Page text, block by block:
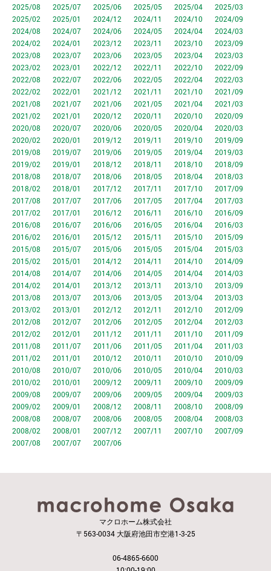
2025/08
2025/07 2025/06 2025/05 2025/04
2025/03
2025/02
2025/01 2024/12 2024/11 2024/10
2024/09
2024/08
2024/07 2024/06 2024/05 2024/04
2024/03
2024/02
2024/01 2023/12 2023/11 2023/10
2023/09
2023/08
2023/07 2023/06 2023/05 2023/04
2023/03
2023/02
2023/01 2022/12 2022/11 2022/10
2022/09
2022/08
2022/07 2022/06 2022/05 2022/04
2022/03
2022/02
2022/01 2021/12 2021/11 2021/10
2021/09
2021/08
2021/07 2021/06 2021/05 2021/04
2021/03
2021/02
2021/01 2020/12 2020/11 2020/10
2020/09
2020/08
2020/07 2020/06 2020/05 2020/04
2020/03
2020/02
2020/01 2019/12 2019/11 2019/10
2019/09
2019/08
2019/07 2019/06 2019/05 2019/04
2019/03
2019/02
2019/01 2018/12 2018/11 2018/10
2018/09
2018/08
2018/07 2018/06 2018/05 2018/04
2018/03
2018/02
2018/01 2017/12 2017/11 2017/10
2017/09
2017/08
2017/07 2017/06 2017/05 2017/04
2017/03
2017/02
2017/01 2016/12 2016/11 2016/10
2016/09
2016/08
2016/07 2016/06 2016/05 2016/04
2016/03
2016/02
2016/01 2015/12 2015/11 2015/10
2015/09
2015/08
2015/07 2015/06 2015/05 2015/04
2015/03
2015/02
2015/01 2014/12 2014/11 2014/10
2014/09
2014/08
2014/07 2014/06 2014/05 2014/04
2014/03
2014/02
2014/01 2013/12 2013/11 2013/10
2013/09
2013/08
2013/07 2013/06 2013/05 2013/04
2013/03
2013/02
2013/01 2012/12 2012/11 2012/10
2012/09
2012/08
2012/07 2012/06 2012/05 2012/04
2012/03
2012/02
2012/01 2011/12 2011/11 2011/10
2011/09
2011/08
2011/07 2011/06 2011/05 2011/04
2011/03
2011/02
2011/01 2010/12 2010/11 2010/10
2010/09
2010/08
2010/07 2010/06 2010/05 2010/04
2010/03
2010/02
2010/01 2009/12 2009/11 2009/10
2009/09
2009/08
2009/07 2009/06 2009/05 2009/04
2009/03
2009/02
2009/01 2008/12 2008/11 2008/10
2008/09
2008/08
2008/07 2008/06 2008/05 2008/04
2008/03
2008/02
2008/01 2007/12 2007/11 2007/10
2007/09
2007/08
2007/07 2007/06
マクロホーム株式会社
〒563-0034 大阪府池田市空港1-3-25
06-4865-6600